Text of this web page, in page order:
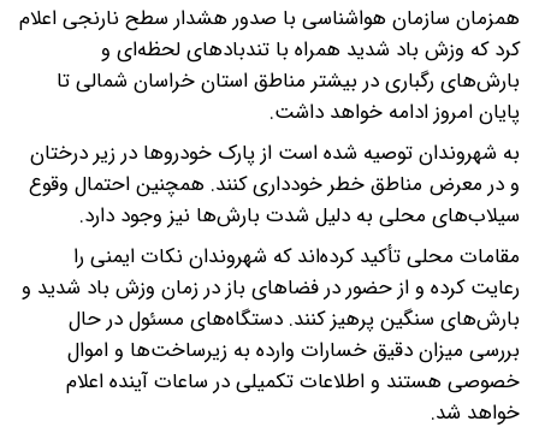
همزمان سازمان هواشناسی با صدور هشدار سطح نارنجی اعلام
کرد که وزش باد شدید همراه با تندبادهای لحظه‌ای و
بارش‌های رگباری در بیشتر مناطق استان خراسان شمالی تا
پایان امروز ادامه خواهد داشت.
به شهروندان توصیه شده است از پارک خودروها در زیر درختان
و در معرض مناطق خطر خودداری کنند. همچنین احتمال وقوع
سیلاب‌های محلی به دلیل شدت بارش‌ها نیز وجود دارد.
مقامات محلی تأکید کرده‌اند که شهروندان نکات ایمنی را
رعایت کرده و از حضور در فضاهای باز در زمان وزش باد‌ شدید و
بارش‌های سنگین پرهیز کنند. دستگاه‌های مسئول در حال
بررسی میزان دقیق خسارات وارده به زیرساخت‌ها و اموال
خصوصی هستند و اطلاعات تکمیلی در ساعات آینده اعلام
خواهد شد.